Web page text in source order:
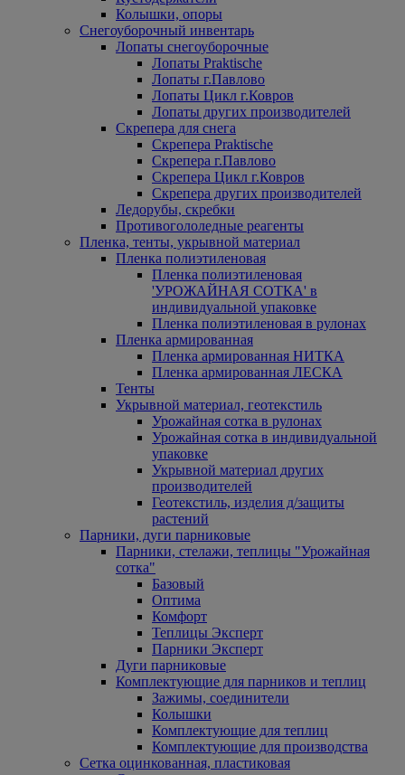
Колышки, опоры
Снегоуборочный инвентарь
Лопаты снегоуборочные
Лопаты Praktische
Лопаты г.Павлово
Лопаты Цикл г.Ковров
Лопаты других производителей
Скрепера для снега
Скрепера Praktische
Скрепера г.Павлово
Скрепера Цикл г.Ковров
Скрепера других производителей
Ледорубы, скребки
Противогололедные реагенты
Пленка, тенты, укрывной материал
Пленка полиэтиленовая
Пленка полиэтиленовая
'УРОЖАЙНАЯ СОТКА' в
индивидуальной упаковке
Пленка полиэтиленовая в рулонах
Пленка армированная
Пленка армированная НИТКА
Пленка армированная ЛЕСКА
Тенты
Укрывной материал, геотекстиль
Урожайная сотка в рулонах
Урожайная сотка в индивидуальной
упаковке
Укрывной материал других
производителей
Геотекстиль, изделия д/защиты
растений
Парники, дуги парниковые
Парники, стелажи, теплицы "Урожайная
сотка"
Базовый
Оптима
Комфорт
Теплицы Эксперт
Парники Эксперт
Дуги парниковые
Комплектующие для парников и теплиц
Зажимы, соединители
Колышки
Комплектующие для теплиц
Комплектующие для производства
Сетка оцинкованная, пластиковая